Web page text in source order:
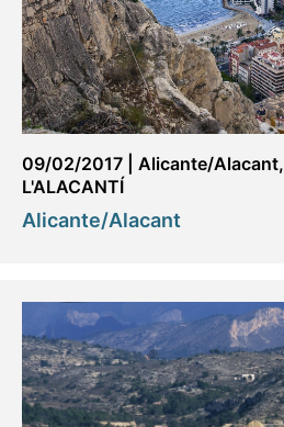
09/02/2017 Alicante/Alacant,
L'ALACANTÍ
Alicante/Alacant